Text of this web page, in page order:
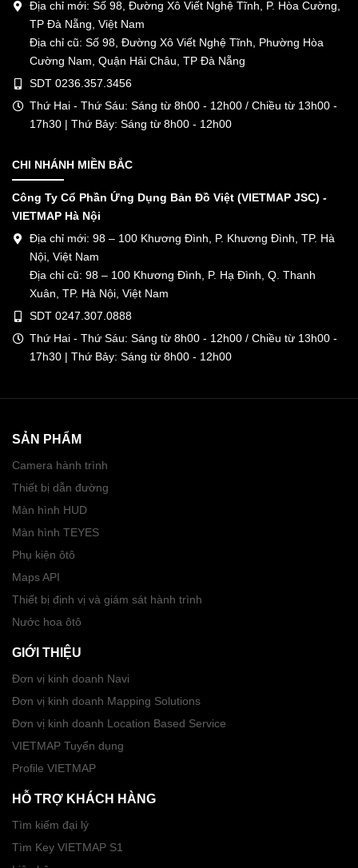
Địa chỉ mới: Số 98, Đường Xô Viết Nghệ Tĩnh, P. Hòa Cường,
TP Đà Nẵng, Việt Nam
Địa chỉ cũ: Số 98, Đường Xô Viết Nghệ Tĩnh, Phường Hòa
Cường Nam, Quận Hải Châu, TP Đà Nẵng
SDT 0236.357.3456
Thứ Hai - Thứ Sáu: Sáng từ 8h00 - 12h00 / Chiều từ 13h00 -
17h30 | Thứ Bảy: Sáng từ 8h00 - 12h00
CHI NHÁNH MIỀN BẮC
Công Ty Cổ Phần Ứng Dụng Bản Đồ Việt (VIETMAP JSC) -
VIETMAP Hà Nội
Địa chỉ mới: 98 – 100 Khương Đình, P. Khương Đình, TP. Hà
Nội, Việt Nam
Địa chỉ cũ: 98 – 100 Khương Đình, P. Hạ Đình, Q. Thanh
Xuân, TP. Hà Nội, Việt Nam
SDT 0247.307.0888
Thứ Hai - Thứ Sáu: Sáng từ 8h00 - 12h00 / Chiều từ 13h00 -
17h30 | Thứ Bảy: Sáng từ 8h00 - 12h00
SẢN PHẨM
Camera hành trình
Thiết bị dẫn đường
Màn hình HUD
Màn hình TEYES
Phụ kiện ôtô
Maps API
Thiết bị định vị và giám sát hành trình
Nước hoa ôtô
GIỚI THIỆU
Đơn vị kinh doanh Navi
Đơn vị kinh doanh Mapping Solutions
Đơn vị kinh doanh Location Based Service
VIETMAP Tuyển dụng
Profile VIETMAP
HỖ TRỢ KHÁCH HÀNG
Tìm kiếm đại lý
Tìm Key VIETMAP S1